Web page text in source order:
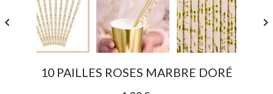
 
10 PAILLES ROSES MARBRE DORÉ